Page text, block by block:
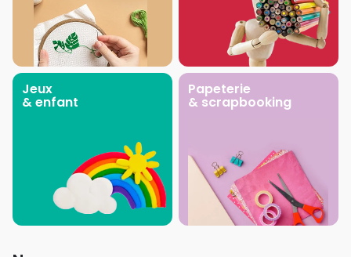
Jeux
& enfant
Papeterie
& scrapbooking